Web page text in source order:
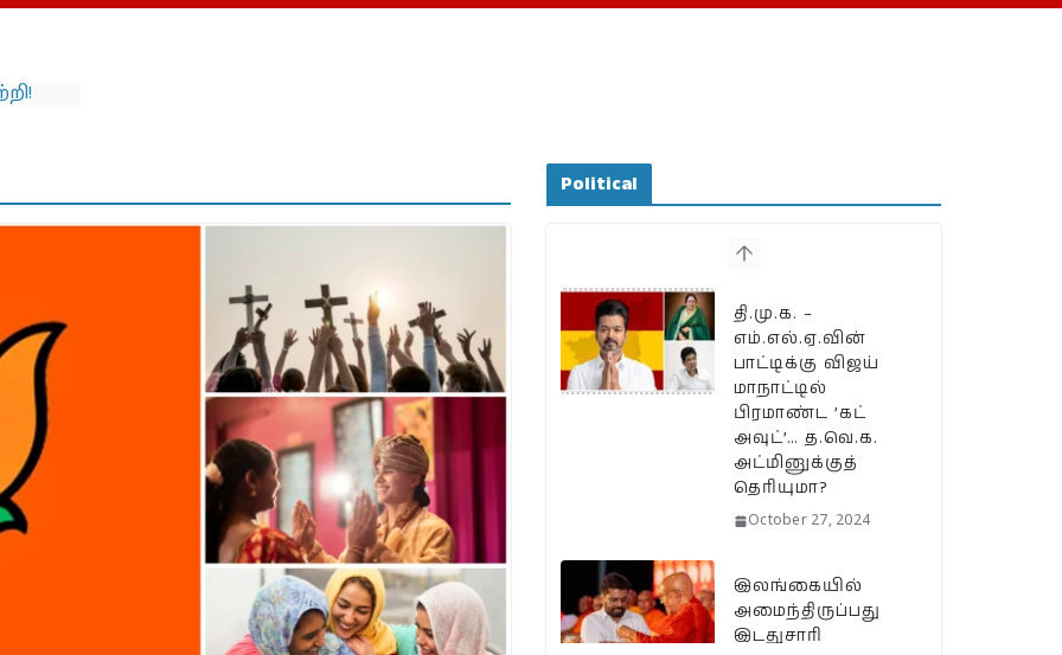
Political
தி.மு.க. –
எம்.எல்.ஏ.வின்
பாட்டிக்கு விஜய்
மாநாட்டில்
பிரமாண்ட ’கட்
அவுட்’… த.வெ.க.
அட்மினுக்குத்
தெரியுமா?
October 27, 2024
இலங்கையில்
அமைந்திருப்பது
இடதுசாரி